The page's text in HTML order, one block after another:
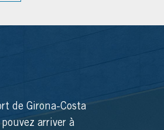
de Girona-Costa
arriver à